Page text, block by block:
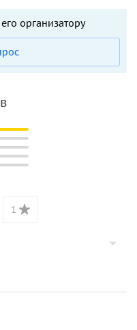
организатору
1